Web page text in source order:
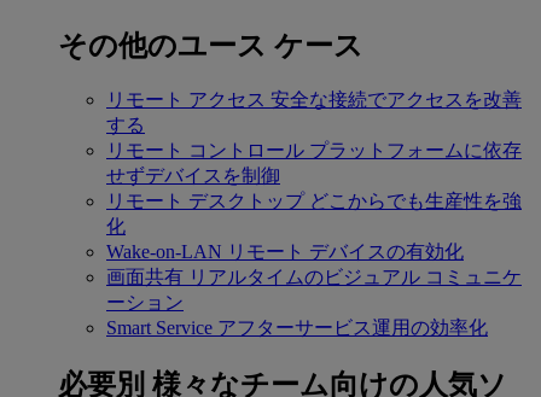
その他のユース ケース
リモート アクセス 安全な接続でアクセスを改善
する
リモート コントロール プラットフォームに依存
せずデバイスを制御
リモート デスクトップ どこからでも生産性を強
化
Wake-on-LAN リモート デバイスの有効化
画面共有 リアルタイムのビジュアル コミュニケ
ーション
Smart Service アフターサービス運用の効率化
必要別 様々なチーム向けの人気ソ